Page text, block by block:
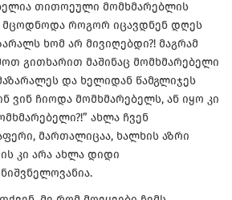
თითოეული მომხმარებლის
მცოდნოდა როგორ იცავდნენ დღეს
ხომ არ მივიღებდი?! მაგრამ
გითხარით მაშინაც მომხმარებელი
და ხელიდან წამგლიჯეს
ვინ ჩიოდა მომხმარებელს, ან იყო კი
ახლა ჩვენ
მართალიცაა, ხალხის აზრი
კი არა ახლა დიდი